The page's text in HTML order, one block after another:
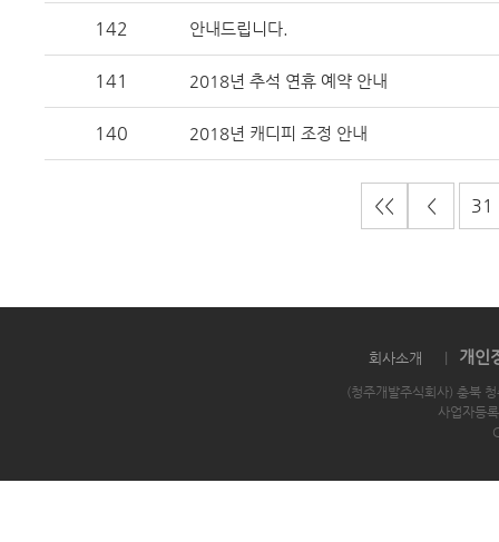
142 안내드립니다.
141 2018년 추석 연휴 예약 안내
140 2018년 캐디피 조정 안내
<< < 31
회사소개 | 개인
(청주개발주식회사) 충북
사업자등